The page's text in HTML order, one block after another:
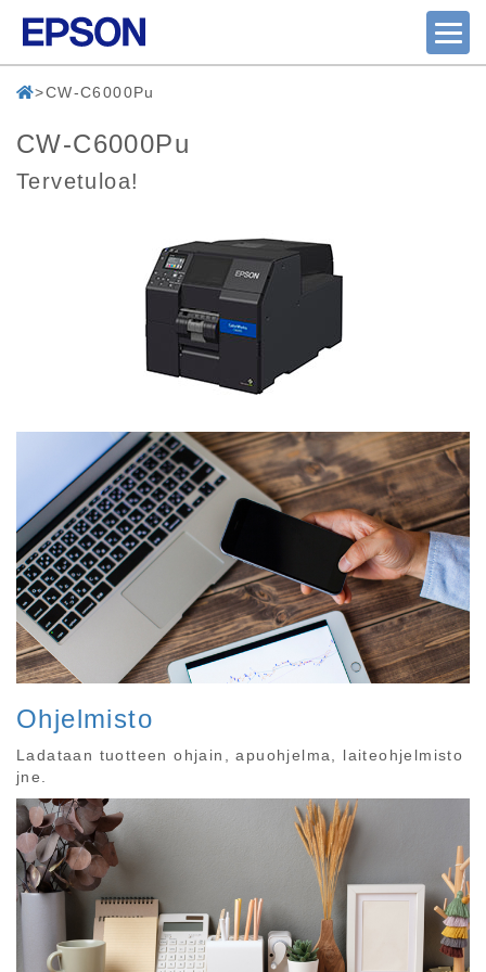
CW-C6000Pu
CW-C6000Pu
Tervetuloa!
Ohjelmisto
Ladataan tuotteen ohjain, apuohjelma, laiteohjelmisto
jne.